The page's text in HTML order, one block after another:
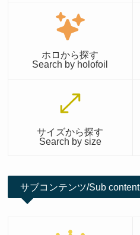
ホロから探す
Search by holofoil
サイズから探す
Search by size
サブコンテンツ/Sub content